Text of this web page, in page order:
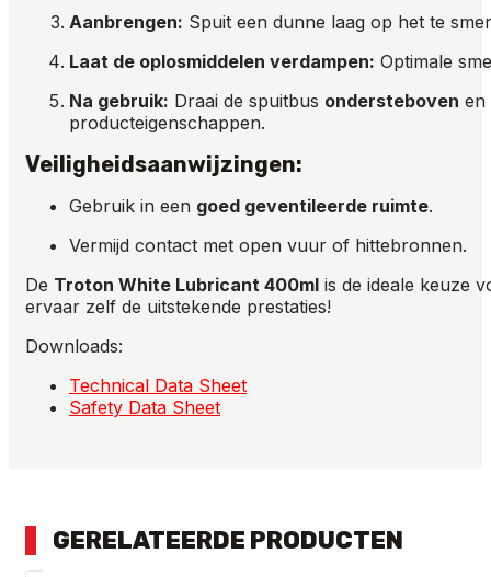
Aanbrengen: Spuit een dunne laag op het te
Laat de oplosmiddelen verdampen: Optimale
Na gebruik: Draai de spuitbus ondersteboven en
producteigenschappen.
Veiligheidsaanwijzingen:
Gebruik in een goed geventileerde ruimte.
Vermijd contact met open vuur of hittebronnen.
De Troton White Lubricant 400ml is de ideale keuze
ervaar zelf de uitstekende prestaties!
Downloads:
Technical Data Sheet
Safety Data Sheet
GERELATEERDE PRODUCTEN